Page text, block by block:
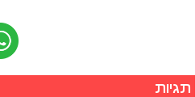
תגיות